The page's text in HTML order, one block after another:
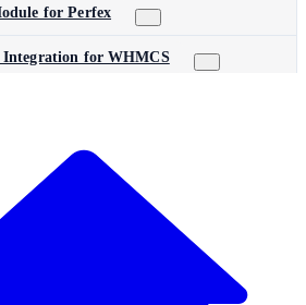
for Perfex
Integration for WHMCS